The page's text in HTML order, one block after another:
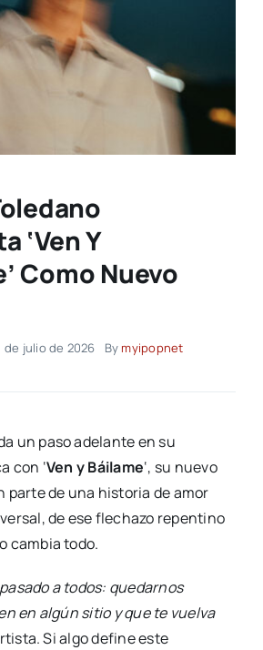
‘Ven Y
Como Nuevo
julio de 2026 By myipopnet
un paso adelante en su
con ‘Ven y Báilame‘, su nuevo
parte de una historia de amor
de ese flechazo repentino
cambia todo.
a todos: quedarnos
en algún sitio y que te vuelva
Si algo define este